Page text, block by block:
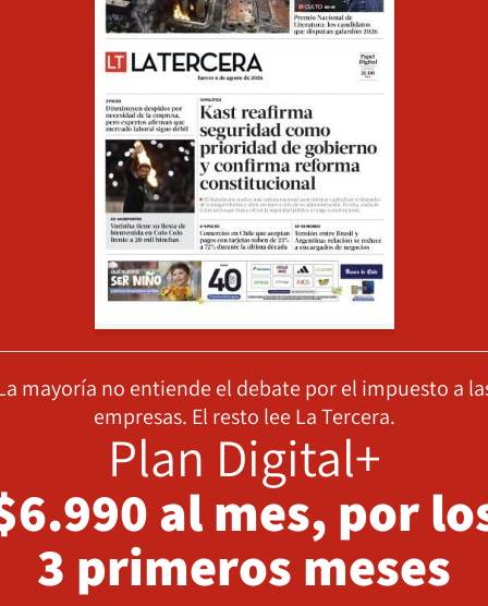
mayoría no entiende el debate por el impuesto a
empresas. El resto lee La Tercera.
Plan Digital+
al mes, por
3 primeros meses